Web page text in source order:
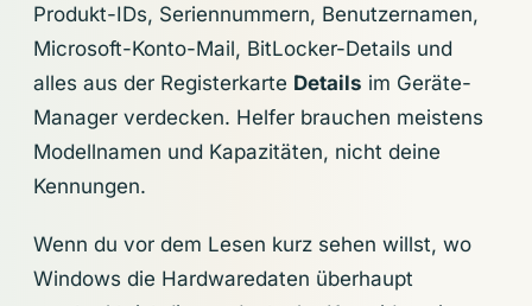
Produkt-IDs, Seriennummern, Benutzernamen,
Microsoft-Konto-Mail, BitLocker-Details und
alles aus der Registerkarte Details im Geräte-
Manager verdecken. Helfer brauchen meistens
Modellnamen und Kapazitäten, nicht deine
Kennungen.
Wenn du vor dem Lesen kurz sehen willst, wo
Windows die Hardwaredaten überhaupt